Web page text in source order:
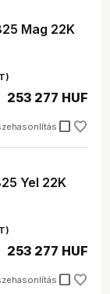
Mag 22K
check_box_outline_blank
253 277 HUF
Yel 22K
check_box_outline_blank
253 277 HUF